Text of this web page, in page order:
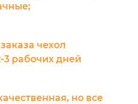
чехол
3 рабочих дней
но все